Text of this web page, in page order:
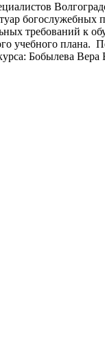
богослужебных
требований к
учебного плана.
Бобылева Вера